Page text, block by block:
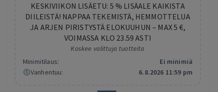
KESKIVIIKON LISÄETU: 5 % LISÄALE KAIKISTA
DIILEISTÄ! NAPPAA TEKEMISTÄ, HEMMOTTELUA
JA ARJEN PIRISTYSTÄ ELOKUUHUN – MAX 5 €,
VOIMASSA KLO 23.59 ASTI
Koskee valittuja tuotteita
Minimitilaus:
Ei minimiä
Vanhentuu:
6.8.2026 11:59 pm